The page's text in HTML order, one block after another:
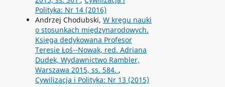
Polityka: Nr 14 (2016)
Andrzej Chodubski, W kręgu nauki
o stosunkach międzynarodowych.
Księga dedykowana Profesor
Teresie Łoś--Nowak, red. Adriana
Dudek, Wydawnictwo Rambler,
Warszawa 2015, ss. 584. ,
Cywilizacja i Polityka: Nr 13 (2015)